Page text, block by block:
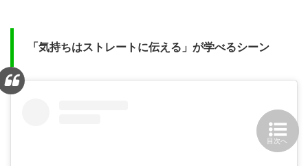
「気持ちはストレートに伝える」が学べるシーン